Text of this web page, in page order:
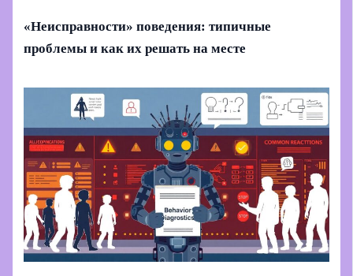
«Неисправности» поведения: типичные
проблемы и как их решать на месте